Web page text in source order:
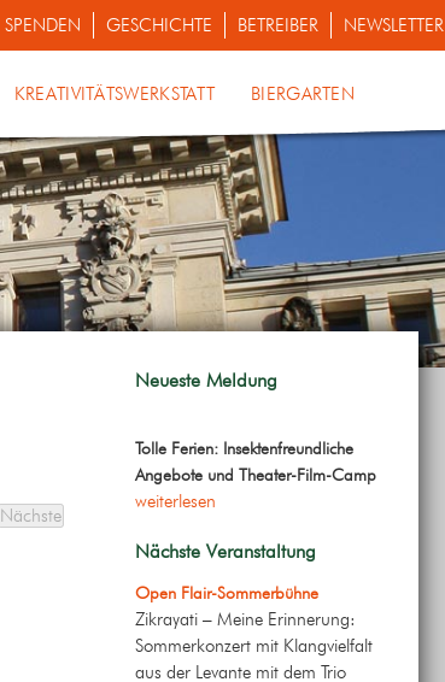
SPENDEN GESCHICHTE BETREIBER NEWSLETTER
KREATIVITÄTSWERKSTATT BIERGARTEN
Nächste
Veranstaltungen
Neueste Meldung
Tolle Ferien: Insektenfreundliche
Angebote und Theater-Film-Camp
weiterlesen
Nächste Veranstaltung
Open Flair-Sommerbühne
Zikrayati – Meine Erinnerung:
Sommerkonzert mit Klangvielfalt
aus der Levante mit dem Trio